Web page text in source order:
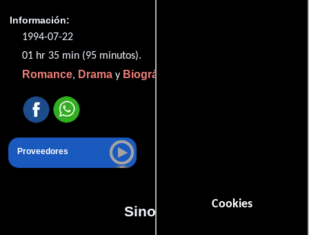
Cookies
Información:
1994-07-22
01 hr 35 min (95 minutos).
Romance, Drama y Biográfico
Proveedores
Sinopsis